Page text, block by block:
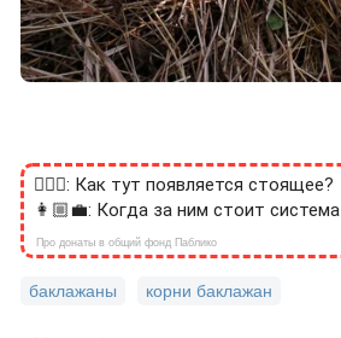
🙎🏻‍♂️: Как тут появляется стоящее?
👩🏼‍💼: Когда за ним стоит система
Про донаты в общий фонд Паблико
баклажаны корни баклажан